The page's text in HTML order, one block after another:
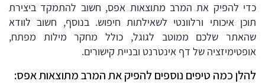
כדי להפיק את המרב מתוצאות אפס, חשוב להתמקד ביצירת
תוכן איכותי ורלוונטי לשאילתות חיפוש. בנוסף, חשוב לוודא
שהאתר שלכם ממוטב לגוגל, כולל מחקר מילות מפתח,
אופטימיזציה של דף אינטרנט ובניית קישורים.
להלן כמה טיפים נוספים להפיק את המרב מתוצאות אפס: